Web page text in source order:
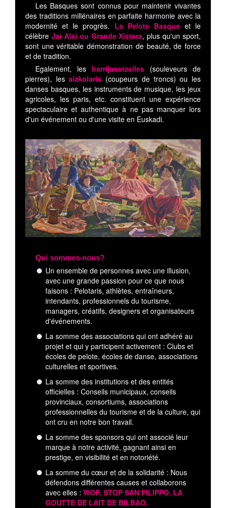
Les Basques sont connus pour maintenir vivantes
des traditions millénaires en parfaite harmonie avec la
modernité et le progrès. La Pelote Basqueet le
célèbre Jai Alai ou Grande Xistera, plus qu'un sport,
sont une véritable démonstration de beauté, de force
et de tradition.
Egalement, les harrijasotzailes (souleveurs de
pierres), lesaizkolaris (coupeurs de troncs) ou les
danses basques, les instruments de musique, les jeux
agricoles, les paris, etc. constituent une expérience
spectaculaire et authentique à ne pas manquer lors
d'un événement ou d'une visite en Euskadi.
Qui sommes-nous?
Un ensemble de personnes avec une illusion,
avec une grande passion pour ce que nous
faisons : Pelotaris, athlètes, entraîneurs,
intendants, professionnels du tourisme,
managers, créatifs, designers et organisateurs
d'événements.
La somme des associations qui ont adhéré au
projet et qui y participent activement : Clubs et
écoles de pelote, écoles de danse, associations
culturelles et sportives.
La somme des institutions et des entités
officielles : Conseils municipaux, conseils
provinciaux, consortiums, associations
professionnelles du tourisme et de la culture, qui
ont cru en notre bon travail.
La somme des sponsors qui ont associé leur
marque à notre activité, gagnant ainsi en
prestige, en visibilité et en notoriété.
La somme du cœur et de la solidarité : Nous
défendons différentes causes et collaborons
avec elles : WOP, STOP SAN FILIPPO. LA
GOUTTE DE LAIT DE BILBAO.